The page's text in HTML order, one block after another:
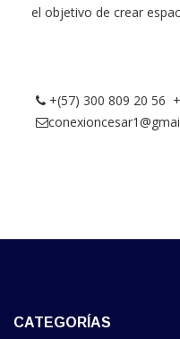
el objetivo de crear
+(57) 300 809 20 56
CATEGORÍAS